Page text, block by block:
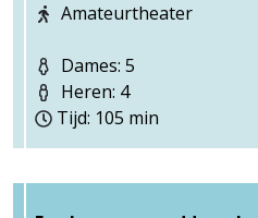
Amateurtheater
Dames: 5
Heren: 4
Tijd: 105 min